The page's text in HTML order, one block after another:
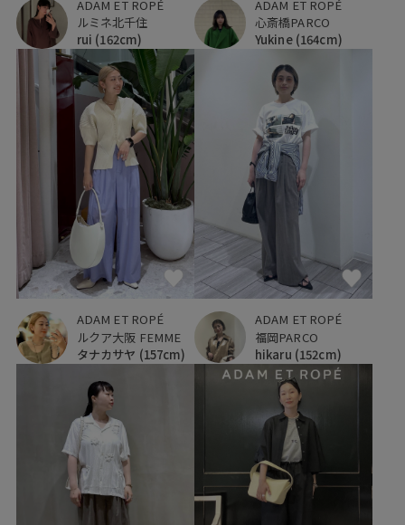
ADAM ET ROPÉ
ルミネ北千住
rui (162cm)
ADAM ET ROPÉ
心斎橋PARCO
Yukine (164cm)
ADAM ET ROPÉ
ルクア大阪 FEMME
タナカサヤ (157cm)
ADAM ET ROPÉ
福岡PARCO
hikaru (152cm)